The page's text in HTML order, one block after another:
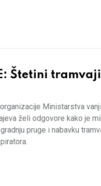
Štetini
Ministarstva
želi odgovore kako je
pruge i nabavku